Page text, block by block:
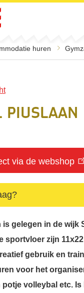
huren
Piuslaan
via de webshop
is gelegen in de wijk
sportvloer zijn
gebruik en
voor het
potje volleybal etc.